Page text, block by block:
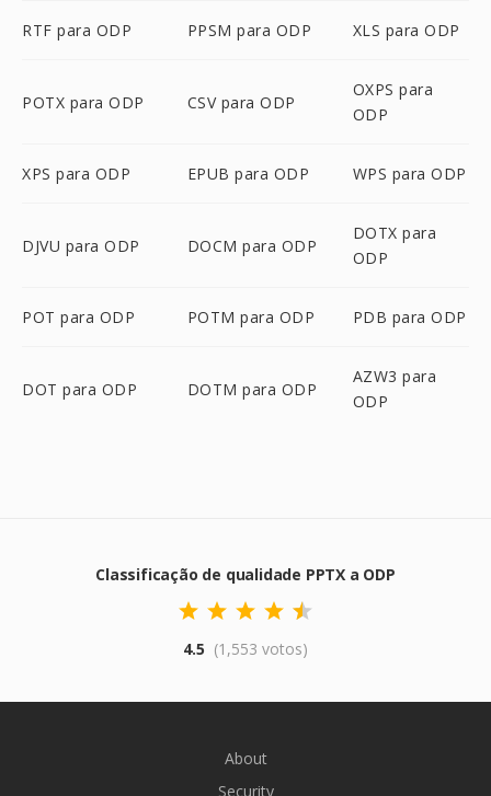
RTF para ODP PPSM para ODP XLS para ODP
POTX para ODP CSV para ODP
OXPS para
ODP
XPS para ODP EPUB para ODP WPS para ODP
DJVU para ODP DOCM para ODP
DOTX para
ODP
POT para ODP POTM para ODP PDB para ODP
DOT para ODP DOTM para ODP
AZW3 para
ODP
Classificação de qualidade PPTX a ODP
4.5 (1,553 votos)
About
Security